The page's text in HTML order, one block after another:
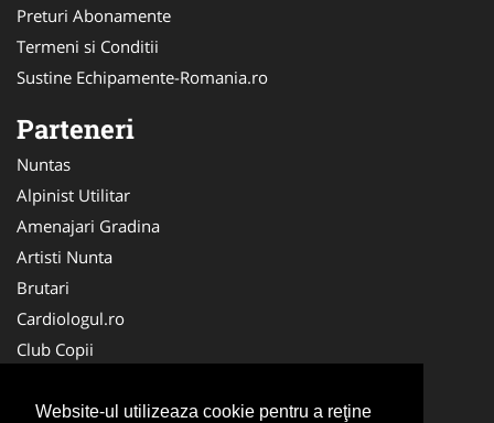
Website-ul utilizeaza cookie pentru a reţine
Preturi Abonamente
Termeni si Conditii
Sustine Echipamente-Romania.ro
Parteneri
Nuntas
Alpinist Utilitar
Amenajari Gradina
Artisti Nunta
Brutari
Cardiologul.ro
Club Copii
Ambalaje Romania